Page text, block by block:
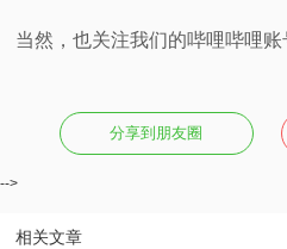
当然，也关注我们的哔哩哔哩
分享到朋友圈
-->
相关文章